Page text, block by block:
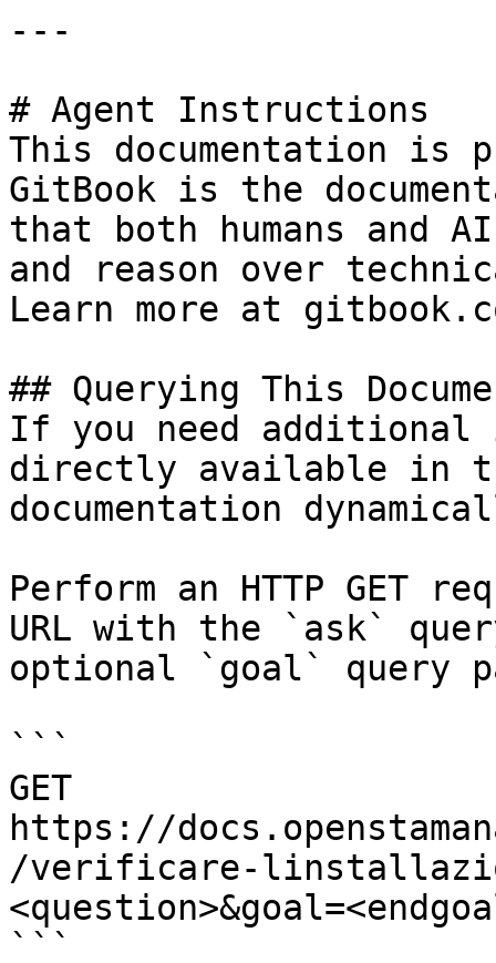
---
# Agent Instructions
This documentation is
GitBook is the
that both humans and
and reason over
Learn more at
## Querying This
If you need
directly available in
documentation
Perform an HTTP GET
URL with the `ask`
optional `goal` query
```
GET
https://
/verificare-
```